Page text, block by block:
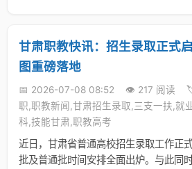
甘肃职教快讯：招生录取正式
图重磅落地
📅 2026-07-08 08:52 👁️ 217 阅读
职,职教新闻,甘肃招生录取,三支一扶,就
科,技能甘肃,职教高考
近日，甘肃省普通高校招生录取工作正
批及普通批时间安排全面出炉。与此同